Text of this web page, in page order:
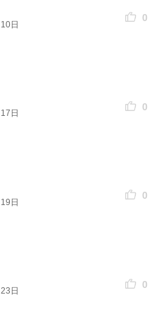
日
0
日
0
日
0
日
0